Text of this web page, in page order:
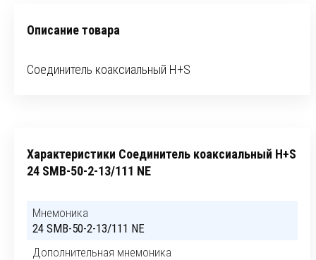
Описание товара
Соединитель коаксиальный H+S
Характеристики Соединитель коаксиальный H+S
24 SMB-50-2-13/111 NE
Мнемоника
24 SMB-50-2-13/111 NE
Дополнительная мнемоника